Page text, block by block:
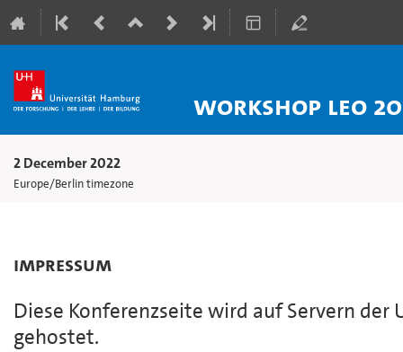
Workshop LEO
2 December 2022
Europe/Berlin timezone
Impressum
Diese Konferenzseite wird auf Servern
gehostet.